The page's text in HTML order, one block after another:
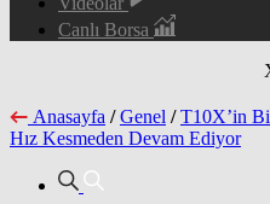
Canlı Borsa
Anasayfa / Genel / T10X’in
Hız Kesmeden Devam Ediyor